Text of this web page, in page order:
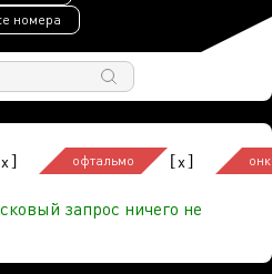
номера
x] офтальмо [x]
запрос ничего не